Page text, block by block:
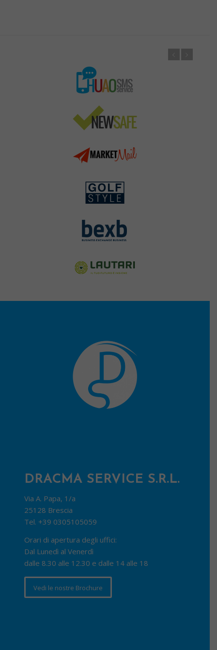
DRACMA SERVICE S.R.L.
Via A. Papa, 1/a
25128 Brescia
Tel. +39 0305105059
Orari di apertura degli uffici:
Dal Lunedì al Venerdì
dalle 8.30 alle 12.30 e dalle 14 alle 18
Vedi le nostre Brochure